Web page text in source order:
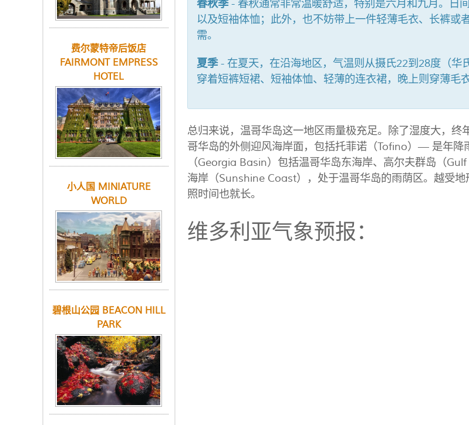
费尔蒙特帝后饭店
FAIRMONT EMPRESS
HOTEL
小人国 MINIATURE
WORLD
碧根山公园 BEACON HILL
PARK
春秋季- 春秋通常非常温暖舒适，特别是六月和九月。日
以及短袖体恤；此外，也不妨带上一件轻薄毛衣、长裤或
需。
夏季- 在夏天，在沿海地区，气温则从摄氏22到28度（华
穿着短裤短裙、短袖体恤、轻薄的连衣裙，晚上则穿薄毛
总归来说，温哥华岛这一地区雨量极充足。除了湿度大，终
哥华岛的外侧迎风海岸面，包括托菲诺（Tofino）— 是年降
（Georgia Basin）包括温哥华岛东海岸、高尔夫群岛（
海岸（Sunshine Coast），处于温哥华岛的雨荫区。越受
照时间也就长。
维多利亚气象预报：